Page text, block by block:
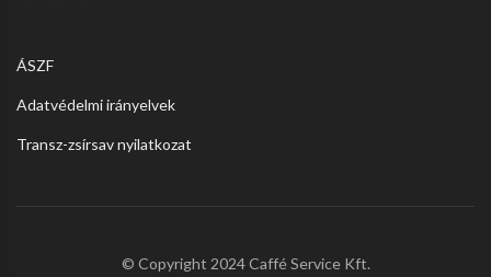
ÁSZF
Adatvédelmi irányelvek
Transz-zsírsav nyilatkozat
© Copyright 2024 Caffé Service Kft.